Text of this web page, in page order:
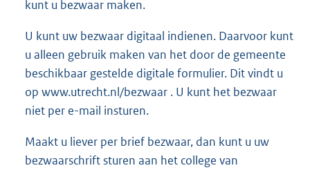
kunt u bezwaar maken.
U kunt uw bezwaar digitaal indienen. Daarvoor kunt
u alleen gebruik maken van het door de gemeente
beschikbaar gestelde digitale formulier. Dit vindt u
op www.utrecht.nl/bezwaar . U kunt het bezwaar
niet per e-mail insturen.
Maakt u liever per brief bezwaar, dan kunt u uw
bezwaarschrift sturen aan het college van